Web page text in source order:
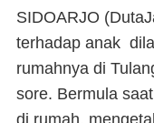
SIDOARJO
terhadap anak
rumahnya di
sore. Bermula
di rumah,